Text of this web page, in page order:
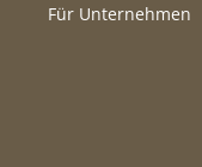
Für Unternehmen